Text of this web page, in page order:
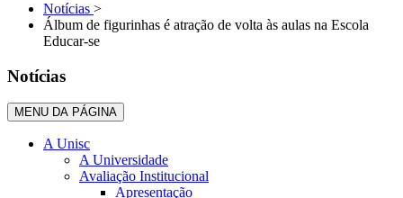
Notícias >
Álbum de figurinhas é atração de volta às aulas na Escola
Educar-se
Notícias
MENU DA PÁGINA
A Unisc
A Universidade
Avaliação Institucional
Apresentação